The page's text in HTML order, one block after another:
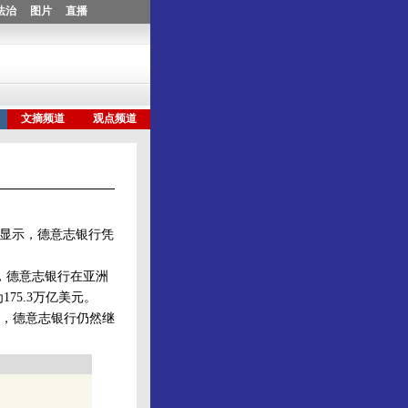
示，德意志银行凭
意志银行在亚洲
万亿美元。
德意志银行仍然继